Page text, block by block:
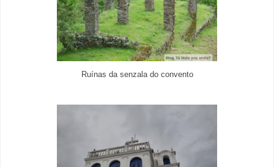
Ruínas da senzala do convento